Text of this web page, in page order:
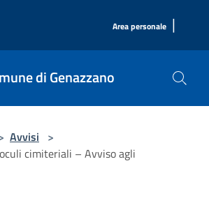
Area personale |
di Genazzano
Avvisi >
cimiteriali – Avviso agli